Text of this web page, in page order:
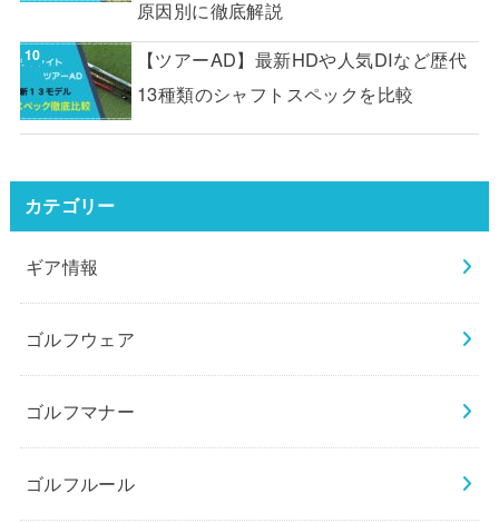
原因別に徹底解説
【ツアーAD】最新HDや人気DIなど歴代
13種類のシャフトスペックを比較
カテゴリー
ギア情報
ゴルフウェア
ゴルフマナー
ゴルフルール